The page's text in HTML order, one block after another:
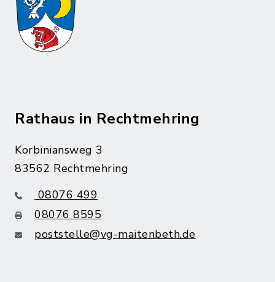
Rathaus in Rechtmehring
Korbiniansweg 3
83562 Rechtmehring
08076 499
08076 8595
poststelle@vg-maitenbeth.de